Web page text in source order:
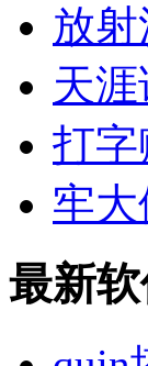
放射
天
打字
牢大
最新